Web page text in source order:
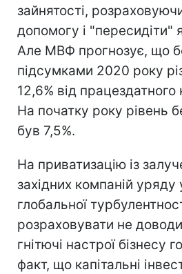
зайнятості,
допомогу і "пересидіти"
Але МВФ прогнозує, що
підсумками 2020 року
12,6% від
На початку року рівень
був 7,5%.
На приватизацію із
західних компаній уряду
глобальної
розраховувати не
гнітючі настрої бізнесу
факт, що капітальні